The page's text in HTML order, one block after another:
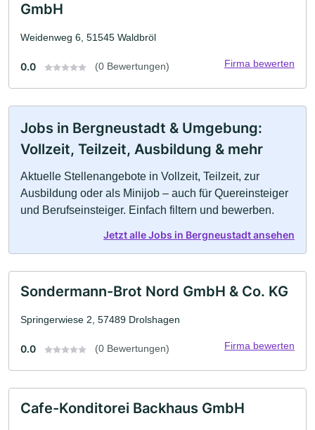
GmbH
Weidenweg 6, 51545 Waldbröl
0.0 (0 Bewertungen) Firma bewerten
Jobs in Bergneustadt & Umgebung:
Vollzeit, Teilzeit, Ausbildung & mehr
Aktuelle Stellenangebote in Vollzeit, Teilzeit, zur
Ausbildung oder als Minijob – auch für Quereinsteiger
und Berufseinsteiger. Einfach filtern und bewerben.
Jetzt alle Jobs in Bergneustadt ansehen
Sondermann-Brot Nord GmbH & Co. KG
Springerwiese 2, 57489 Drolshagen
0.0 (0 Bewertungen) Firma bewerten
Cafe-Konditorei Backhaus GmbH